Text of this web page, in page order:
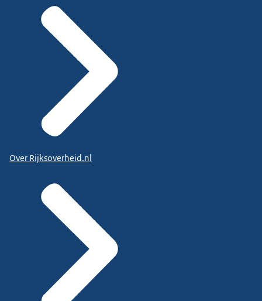
Over Rijksoverheid.nl